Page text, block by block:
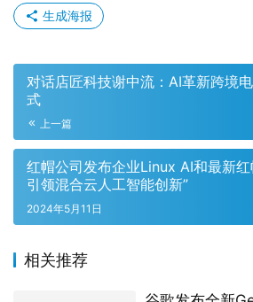
生成海报
对话店匠科技谢中流：AI革新跨境
式
上一篇
红帽公司发布企业Linux AI和最新
引领混合云人工智能创新”
2024年5月11日
相关推荐